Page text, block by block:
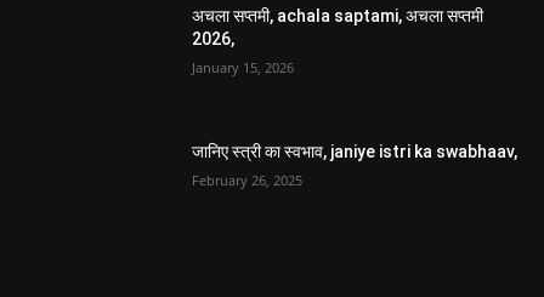
अचला सप्तमी, achala saptami, अचला सप्तमी
2026,
January 15, 2026
जानिए स्त्री का स्वभाव, janiye istri ka swabhaav,
February 26, 2025